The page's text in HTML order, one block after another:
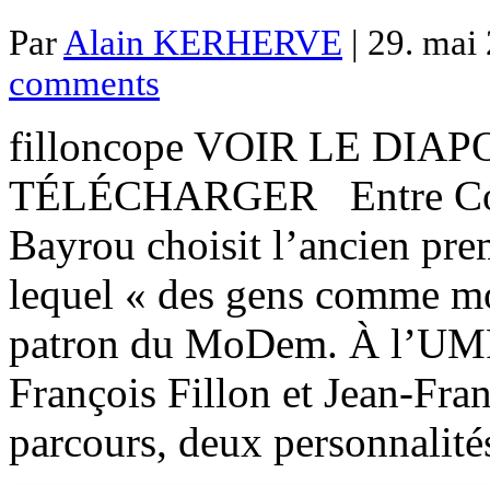
Par Alain KERHERVE | 29.
comments
filloncope VOIR LE
TÉLÉCHARGER Entre
Bayrou choisit l’ancien
lequel « des gens comme
patron du MoDem. À
François Fillon et Jean-
parcours, deux